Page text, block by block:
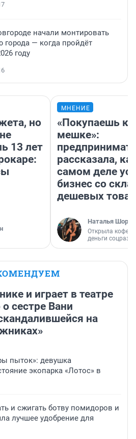
начали монтировать
города — когда пройдёт
году
но
13 лет
МНЕНИЕ
«Покупаешь
мешке»:
рассказала,
самом деле
бизнес со
дешевых
Наталья
Открыла
деньги
и играет в театре
сестре Вани
на
пыток»: девушка
экопарка «Лотос» в
и сжигать ботву помидоров и
лучшее удобрение для